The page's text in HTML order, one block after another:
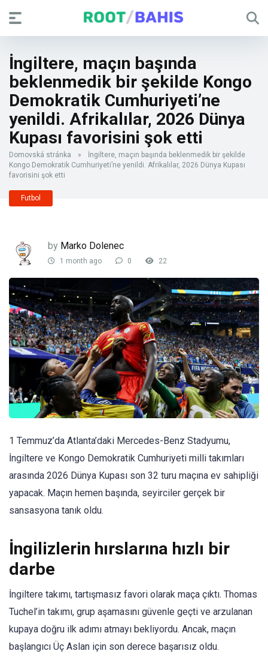
İngiltere, maçın başında
beklenmedik bir şekilde Kongo
Demokratik Cumhuriyeti’ne
yenildi. Afrikalılar, 2026 Dünya
Kupası favorisini şok etti
Domovská stránka »
İngiltere, maçın başında beklenmedik bir şekilde
Kongo Demokratik Cumhuriyeti’ne yenildi. Afrikalılar, 2026 Dünya Kupası
favorisini şok etti
Futbol
by Marko Dolenec
1 month ago 0 22
1 Temmuz’da Atlanta’daki Mercedes-Benz Stadyumu,
İngiltere ve Kongo Demokratik Cumhuriyeti milli takımları
arasında 2026 Dünya Kupası son 32 turu maçına ev sahipliği
yapacak. Maçın hemen başında, seyirciler gerçek bir
sansasyona tanık oldu.
İngilizlerin hırslarına hızlı bir
darbe
İngiltere takımı, tartışmasız favori olarak maça çıktı. Thomas
Tuchel’in takımı, grup aşamasını güvenle geçti ve arzulanan
kupaya doğru ilk adımı atmayı bekliyordu. Ancak, maçın
başlangıcı Üç Aslan için son derece başarısız oldu.